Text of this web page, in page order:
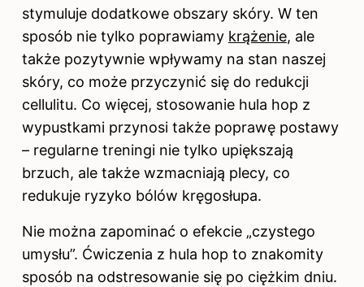
stymuluje dodatkowe obszary skóry. W ten
sposób nie tylko poprawiamy krążenie, ale
także pozytywnie wpływamy na stan naszej
skóry, co może przyczynić się do redukcji
cellulitu. Co więcej, stosowanie hula hop z
wypustkami przynosi także poprawę postawy
– regularne treningi nie tylko upiększają
brzuch, ale także wzmacniają plecy, co
redukuje ryzyko bólów kręgosłupa.
Nie można zapominać o efekcie „czystego
umysłu”. Ćwiczenia z hula hop to znakomity
sposób na odstresowanie się po ciężkim dniu.